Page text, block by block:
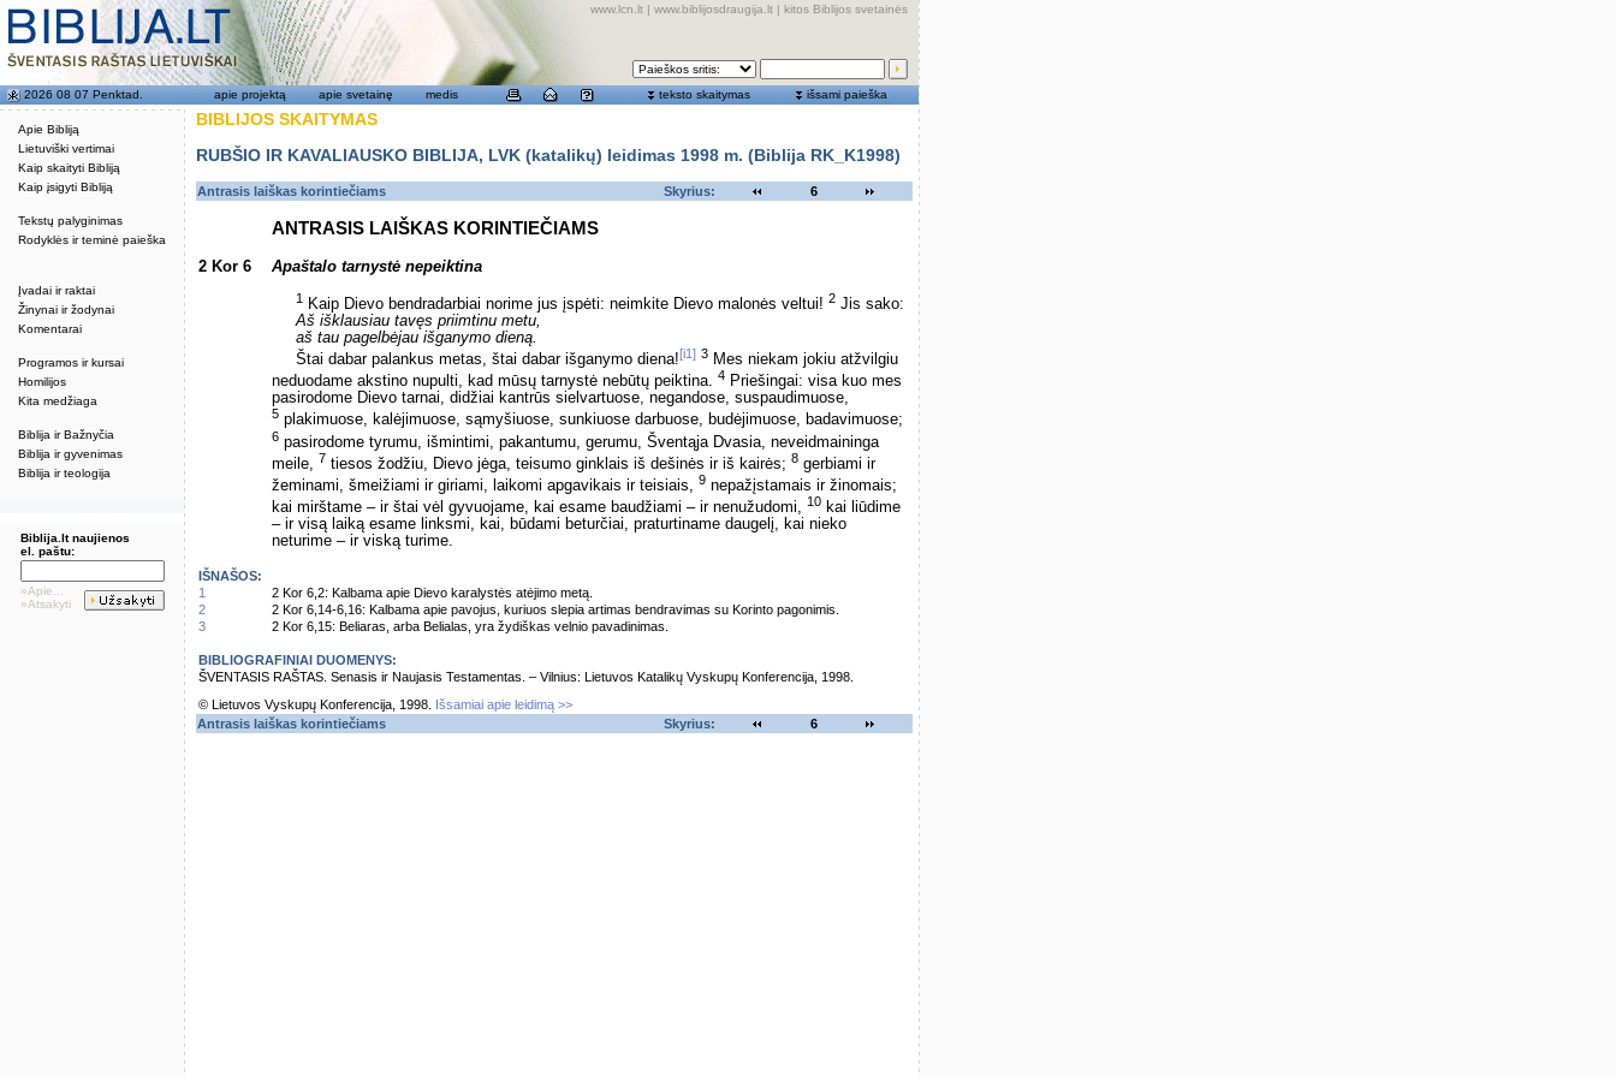
Apie Bibliją
Lietuviški vertimai
Kaip skaityti Bibliją
Kaip įsigyti Bibliją
Tekstų palyginimas
Rodyklės ir teminė paieška
Įvadai ir raktai
Žinynai ir žodynai
Komentarai
Programos ir kursai
Homilijos
Kita medžiaga
Biblija ir Bažnyčia
Biblija ir gyvenimas
Biblija ir teologija
www.lcn.lt | www.biblijosdraugija.lt | kitos Biblijos svetainės
2026 08 07 Penktad. apie projektą apie svetainę medis teksto skaitymas išsami paieška
Biblija.lt naujienos
el. paštu:
»Apie...
»Atsakyti
BIBLIJOS SKAITYMAS
RUBŠIO IR KAVALIAUSKO BIBLIJA, LVK (katalikų) leidimas 1998 m. (Biblija RK_K1998)
Antrasis laiškas korintiečiams Skyrius: 6
ANTRASIS LAIŠKAS KORINTIEČIAMS
2 Kor 6 Apaštalo tarnystė nepeiktina
1 Kaip Dievo bendradarbiai norime jus įspėti: neimkite Dievo malonės veltui! 2 Jis sako:
Aš išklausiau tavęs priimtinu metu,
aš tau pagelbėjau išganymo dieną.
Štai dabar palankus metas, štai dabar išganymo diena![i1] 3 Mes niekam jokiu atžvilgiu
neduodame akstino nupulti, kad mūsų tarnystė nebūtų peiktina. 4 Priešingai: visa kuo mes
pasirodome Dievo tarnai, didžiai kantrūs sielvartuose, negandose, suspaudimuose,
5 plakimuose, kalėjimuose, sąmyšiuose, sunkiuose darbuose, budėjimuose, badavimuose;
6 pasirodome tyrumu, išmintimi, pakantumu, gerumu, Šventąja Dvasia, neveidmaininga
meile, 7 tiesos žodžiu, Dievo jėga, teisumo ginklais iš dešinės ir iš kairės; 8 gerbiami ir
žeminami, šmeižiami ir giriami, laikomi apgavikais ir teisiais, 9 nepažįstamais ir žinomais;
kai mirštame – ir štai vėl gyvuojame, kai esame baudžiami – ir nenužudomi, 10 kai liūdime
– ir visą laiką esame linksmi, kai, būdami beturčiai, praturtiname daugelį, kai nieko
neturime – ir viską turime.
IŠNAŠOS:
1
2 Kor 6,2: Kalbama apie Dievo karalystės atėjimo metą.
2
2 Kor 6,14-6,16: Kalbama apie pavojus, kuriuos slepia artimas bendravimas su Korinto pagonimis.
3
2 Kor 6,15: Beliaras, arba Belialas, yra žydiškas velnio pavadinimas.
BIBLIOGRAFINIAI DUOMENYS:
ŠVENTASIS RAŠTAS. Senasis ir Naujasis Testamentas. – Vilnius: Lietuvos Katalikų Vyskupų Konferencija, 1998.
© Lietuvos Vyskupų Konferencija, 1998.
Išsamiai apie leidimą >>
Antrasis laiškas korintiečiams
Skyrius: 6